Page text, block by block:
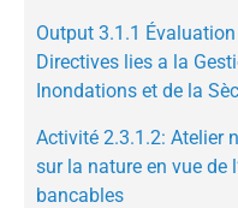
Output 3.1.1
Directives lies a la
Inondations et de la
Activité 2.3.1.2: Atelier
sur la nature en vue de
bancables